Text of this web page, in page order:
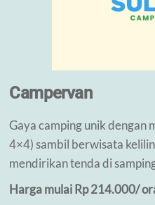
Campervan
Gaya camping unik dengan
4×4) sambil berwisata
mendirikan tenda di
Harga mulai Rp 214.000/